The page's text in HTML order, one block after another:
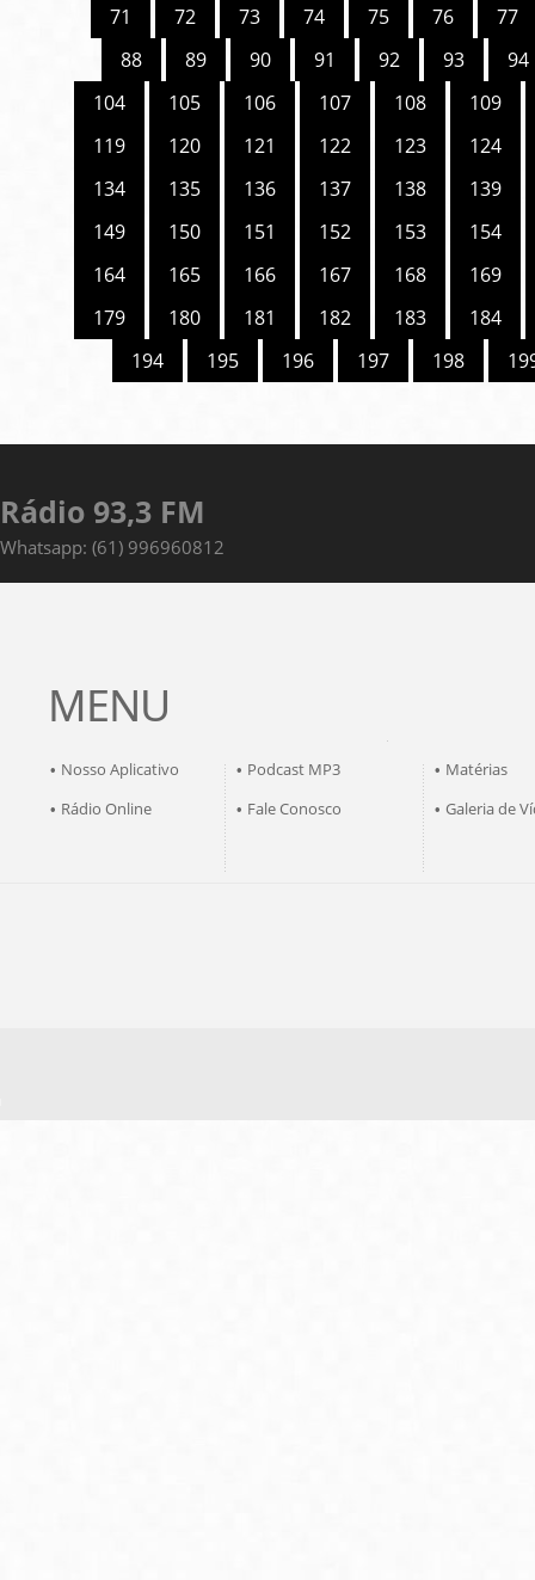
71
72 73 74 75 76
77
88
89 90 91 92 93
94
104
105 106 107 108
109
119
120 121 122 123
124
134
135 136 137 138
139
149
150 151 152 153
154
164
165 166 167 168
169
179
180 181 182 183
184
194
195 196 197 198
Rádio 93,3 FM
Whatsapp: (61) 996960812
MENU
• Nosso Aplicativo • Podcast MP3 • Matérias
• Rádio Online • Fale Conosco • Galeria de